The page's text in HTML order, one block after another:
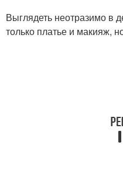
Выглядеть неотразимо в
только платье и макияж,